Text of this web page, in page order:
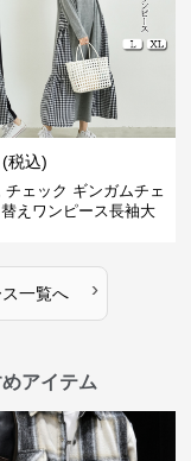
(税込)
チェック ギンガムチェ
えワンピース長袖大
一覧へ ›
アイテム